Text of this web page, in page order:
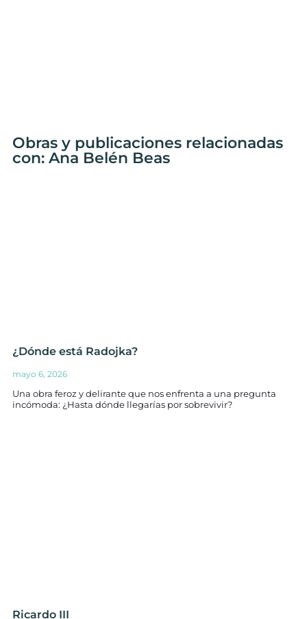
Obras y publicaciones relacionadas
con: Ana Belén Beas
¿Dónde está Radojka?
mayo 6, 2026
Una obra feroz y delirante que nos enfrenta a una pregunta
incómoda: ¿Hasta dónde llegarías por sobrevivir?
Ricardo III